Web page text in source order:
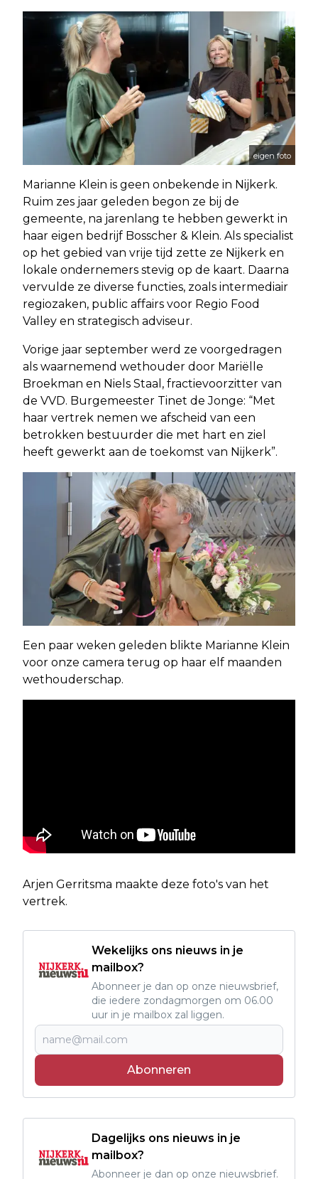
eigen foto
Marianne Klein is geen onbekende in Nijkerk.
Ruim zes jaar geleden begon ze bij de
gemeente, na jarenlang te hebben gewerkt in
haar eigen bedrijf Bosscher & Klein. Als specialist
op het gebied van vrije tijd zette ze Nijkerk en
lokale ondernemers stevig op de kaart. Daarna
vervulde ze diverse functies, zoals intermediair
regiozaken, public affairs voor Regio Food
Valley en strategisch adviseur.
Vorige jaar september werd ze voorgedragen
als waarnemend wethouder door Mariëlle
Broekman en Niels Staal, fractievoorzitter van
de VVD. Burgemeester Tinet de Jonge: “Met
haar vertrek nemen we afscheid van een
betrokken bestuurder die met hart en ziel
heeft gewerkt aan de toekomst van Nijkerk”.
Een paar weken geleden blikte Marianne Klein
voor onze camera terug op haar elf maanden
wethouderschap.
Arjen Gerritsma maakte deze foto's van het
vertrek.
Wekelijks ons nieuws in je
mailbox?
Abonneer je dan op onze nieuwsbrief,
die iedere zondagmorgen om 06.00
uur in je mailbox zal liggen.
Abonneren
Dagelijks ons nieuws in je
mailbox?
Abonneer je dan op onze nieuwsbrief.